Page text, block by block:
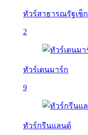
ทัวร์สาธารณรัฐเช็ก
2
ทัวร์เดนมาร์ก
9
ทัวร์กรีนแลนด์